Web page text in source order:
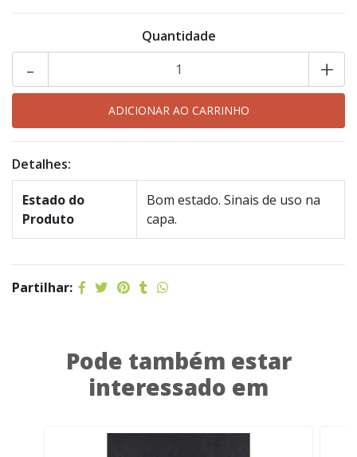
Quantidade
+
-
Detalhes:
Estado do
Produto
Bom estado. Sinais de uso na
capa.
Partilhar:
Pode também estar
interessado em